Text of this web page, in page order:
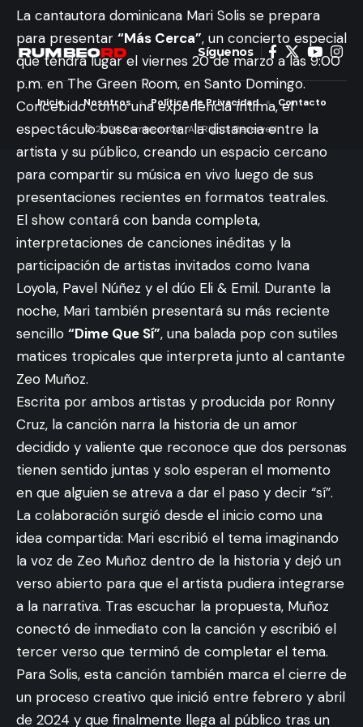
La cantautora dominicana Mari Solis se prepara
para presentar “Más Cerca”, un concierto especial
que tendrá lugar el viernes 20 de marzo a las 9:00
p.m. en The Green Room, en Santo Domingo.
Concebido como una experiencia íntima, el
espectáculo busca acortar la distancia entre la
artista y su público, creando un espacio cercano
para compartir su música en vivo luego de sus
presentaciones recientes en formatos teatrales.
El show contará con banda completa,
interpretaciones de canciones inéditas y la
participación de artistas invitados como Ivana
Loyola, Pavel Núñez y el dúo Eli & Emil. Durante la
noche, Mari también presentará su más reciente
sencillo “Dime Que Sí”, una balada pop con sutiles
matices tropicales que interpreta junto al cantante
Zeo Muñoz.
Escrita por ambos artistas y producida por Ronny
Cruz, la canción narra la historia de un amor
decidido y valiente que reconoce que dos personas
tienen sentido juntas y solo esperan el momento
en que alguien se atreva a dar el paso y decir “sí”.
La colaboración surgió desde el inicio como una
idea compartida: Mari escribió el tema imaginando
la voz de Zeo Muñoz dentro de la historia y dejó un
verso abierto para que el artista pudiera integrarse
a la narrativa. Tras escuchar la propuesta, Muñoz
conectó de inmediato con la canción y escribió el
tercer verso que terminó de completar el tema.
Para Solis, esta canción también marca el cierre de
un proceso creativo que inició entre febrero y abril
de 2024 y que finalmente llega al público tras un
“Protagonistas” los domingos
en horario estelar por Color
Visión
Última actualización marzo 15, 2026 2:07 pm
Abraham Nuñez
La comunicadora Ivana Gavrilovic llega a Color
Visión con una temporada especial de su espacio